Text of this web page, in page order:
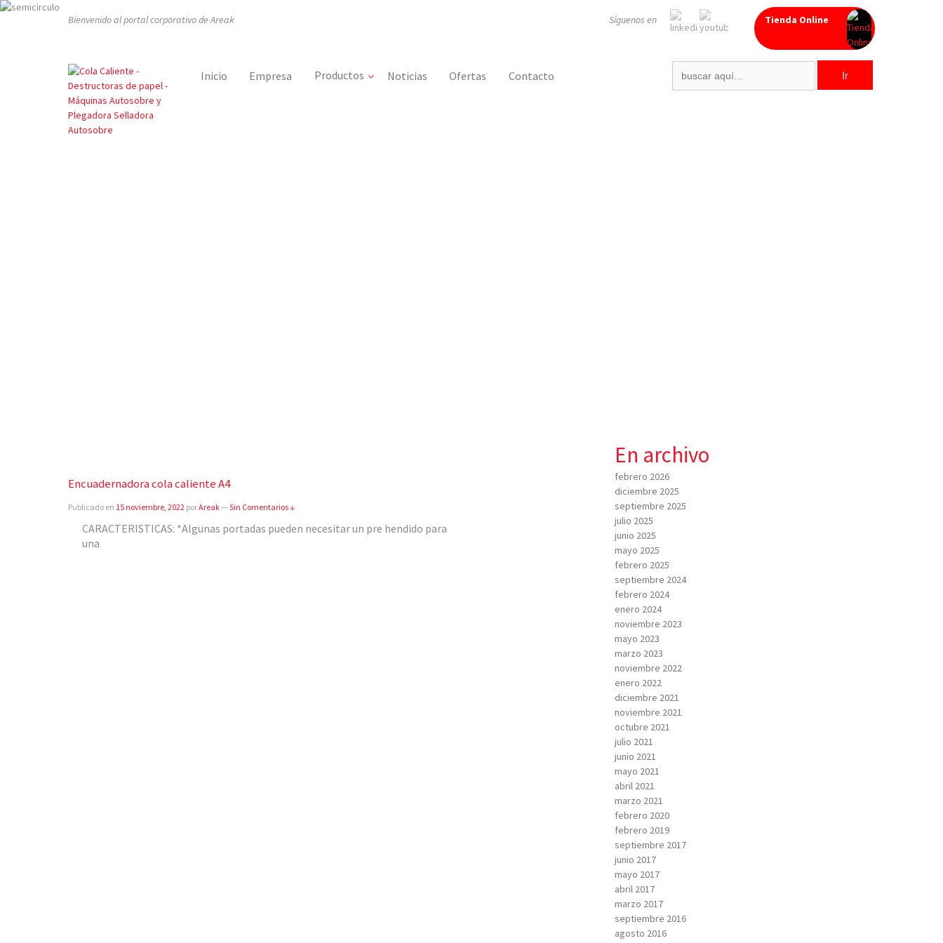
Bienvenido al portal corporativo de Areak Tienda Online
Síguenos en
Inicio Empresa Productos Noticias Ofertas Contacto
Search
for:
Encuadernadora cola caliente A4
Publicado en 15 noviembre, 2022 porAreak— Sin Comentarios ↓
CARACTERISTICAS: *Algunas portadas pueden necesitar un pre hendido para
una
En archivo
febrero 2026
diciembre 2025
septiembre 2025
julio 2025
junio 2025
mayo 2025
febrero 2025
septiembre 2024
febrero 2024
enero 2024
noviembre 2023
mayo 2023
marzo 2023
noviembre 2022
enero 2022
diciembre 2021
noviembre 2021
octubre 2021
julio 2021
junio 2021
mayo 2021
abril 2021
marzo 2021
febrero 2020
febrero 2019
septiembre 2017
junio 2017
mayo 2017
abril 2017
marzo 2017
septiembre 2016
agosto 2016